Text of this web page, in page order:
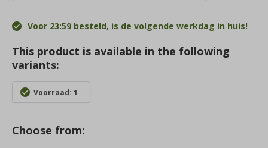
Voor 23:59 besteld, is de volgende werkdag in huis!
This product is available in the following
variants:
Voorraad: 1
Choose from: